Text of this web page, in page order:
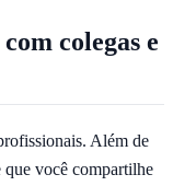
colegas e
Além de
que você compartilhe